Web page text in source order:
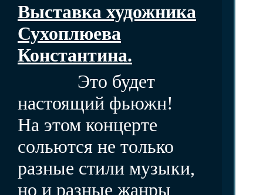
Выставка художника
Сухоплюева
Константина.
Это будет
настоящий фьюжн!
На этом концерте
сольются не только
разные стили музыки,
но и разные жанры